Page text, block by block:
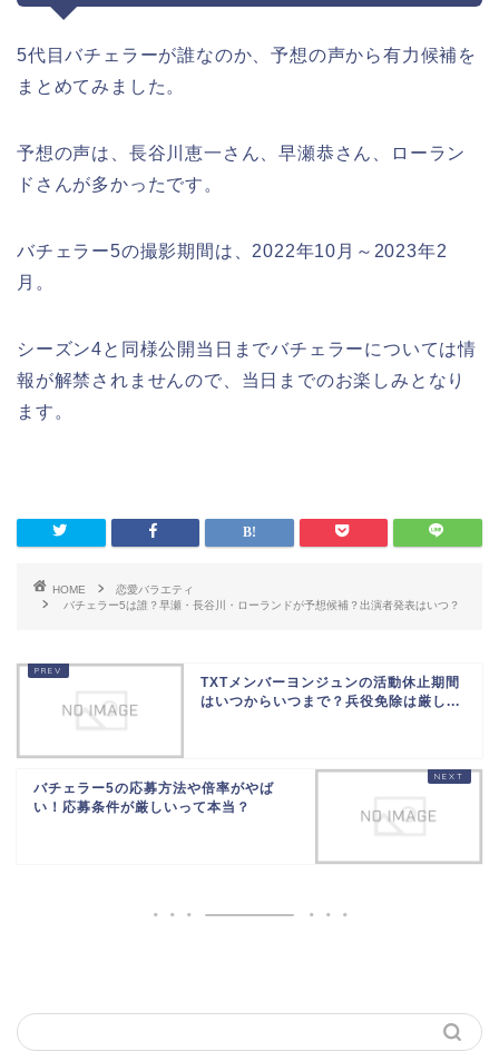
5代目バチェラーが誰なのか、予想の声から有力候補を
まとめてみました。
予想の声は、長谷川恵一さん、早瀬恭さん、ローラン
ドさんが多かったです。
バチェラー5の撮影期間は、2022年10月～2023年2
月。
シーズン4と同様公開当日までバチェラーについては情
報が解禁されませんので、当日までのお楽しみとなり
ます。
HOME
恋愛バラエティ
バチェラー5は誰？早瀬・長谷川・ローランドが予想候補？出演者発表はいつ？
TXTメンバーヨンジュンの活動休止期間
はいつからいつまで？兵役免除は厳し...
バチェラー5の応募方法や倍率がやば
い！応募条件が厳しいって本当？